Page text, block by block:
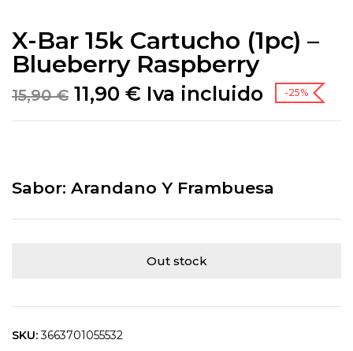
X-Bar 15k Cartucho (1pc) –
Blueberry Raspberry
15,90€ 11,90 € Iva incluido -25%
Sabor: Arandano Y Frambuesa
Out stock
SKU:3663701055532